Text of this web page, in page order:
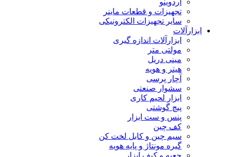
آردوینو
تجهیزات و قطعات ماینر
سایر تجهیزات الکترونیکی
ابزارآلات
ابزارآلات اندازه گیری
مولتی متر
مینی دریل
هیتر و هویه
آچار پرسی
سشوار صنعتی
ابزار لحیم کاری
پیچ گوشتی
پنس و ست ابزار
کف چین
سیم چین و کابل لخت کن
گیره مونتاژ و پایه هویه
جعبه و کیف ابزار